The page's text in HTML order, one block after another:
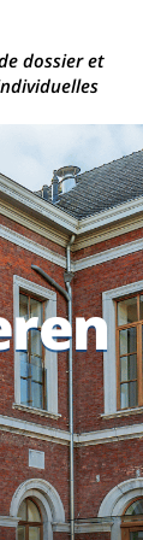
les plus
dossier et